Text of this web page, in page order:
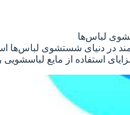
لباس‌ها
در دنیای شستشوی
استفاده از مایع لباسشویی